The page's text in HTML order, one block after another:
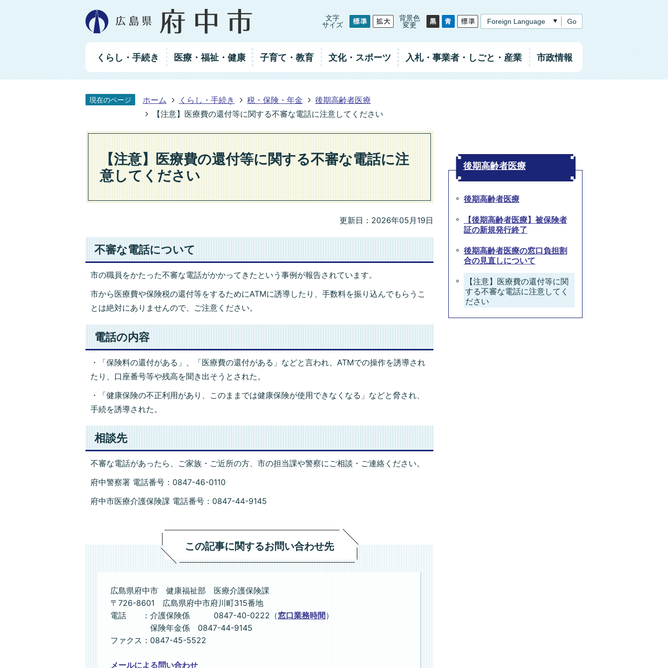
文字
サイズ
背景色
変更
Go
グ
ー
バ
ナ
ー
くらし・手続き 医療・福祉・健康 子育て・教育 文化・スポーツ 入札・事業者 ・しごと ・産業 市政情報
現在のページ ホーム くらし・手続き 税・保険・年金
後期高齢者医療
【注意】医療費の還付等に関する不審な電話に注意してください
【注意】医療費の還付等に関する不審な電話に注
意してください
更新日：2026年05月19日
不審な電話について
市の職員をかたった不審な電話がかかってきたという事例が報告されています。
市から医療費や保険税の還付等をするためにATMに誘導したり、手数料を振り込んでもらうこ
とは絶対にありませんので、ご注意ください。
電話の内容
・「保険料の還付がある」、「医療費の還付がある」などと言われ、ATMでの操作を誘導され
たり、口座番号等や残高を聞き出そうとされた。
・「健康保険の不正利用があり、このままでは健康保険が使用できなくなる」などと脅され、
手続を誘導された。
相談先
不審な電話があったら、ご家族・ご近所の方、市の担当課や警察にご相談・ご連絡ください。
府中警察署 電話番号：0847-46-0110
府中市医療介護保険課 電話番号：0847-44-9145
この記事に関するお問い合わせ先
広島県府中市 健康福祉部 医療介護保険課
〒726-8601 広島県府中市府川町315番地
電話 ：介護保険係 0847-40-0222（窓口業務時間 ）
保険年金係 0847-44-9145
ファクス：0847-45-5522
メールによる問い合わせ
後期高齢者医療
後期高齢者医療
【後期高齢者医療】被保険者
証の新規発行終了
後期高齢者医療の窓口負担割
合の見直しについて
【注意】医療費の還付等に関
する不審な電話に注意してく
ださい